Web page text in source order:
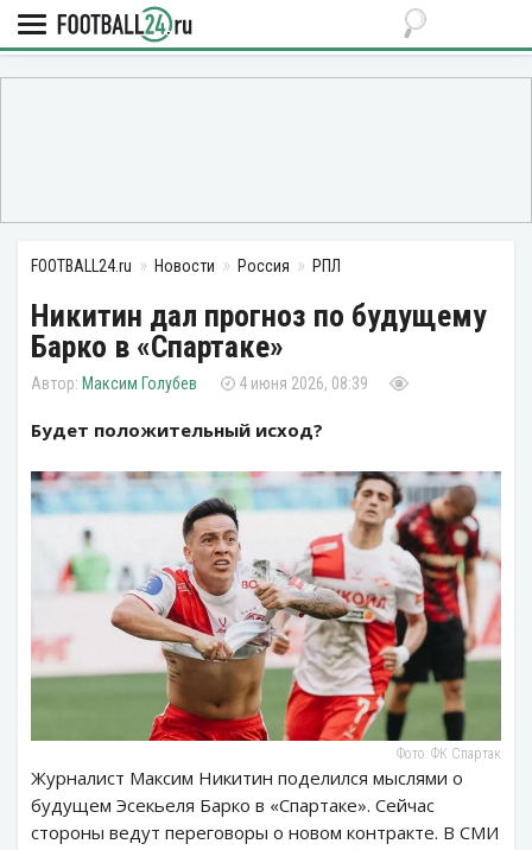
FOOTBALL24.ru Новости Россия РПЛ
Никитин дал прогноз по будущему
Барко в «Спартаке»
Максим Голубев 4 июня 2026, 08:39
Будет положительный исход?
Фото: ФК Спартак
Журналист Максим Никитин поделился мыслями о
будущем Эсекьеля Барко в «Спартаке». Сейчас
стороны ведут переговоры о новом контракте. В СМИ